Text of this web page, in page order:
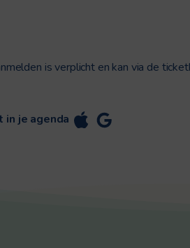
is verplicht en kan via de
in je agenda